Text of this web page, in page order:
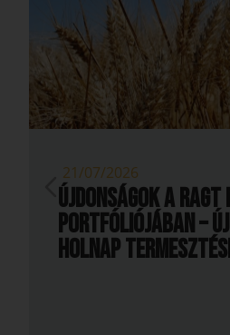
21/07/2026
Újdonságok a
portfóliójában –
holnap